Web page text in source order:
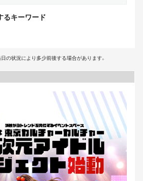
るキーワード
の状況により多少前後する場合があります。